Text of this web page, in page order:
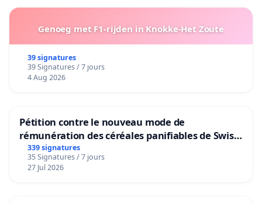
Genoeg met F1-rijden in Knokke-Het Zoute
39 signatures
39 Signatures / 7 jours
4 Aug 2026
Pétition contre le nouveau mode de
rémunération des céréales panifiables de Swiss
granum basé sur la teneur en protéines
339 signatures
35 Signatures / 7 jours
27 Jul 2026